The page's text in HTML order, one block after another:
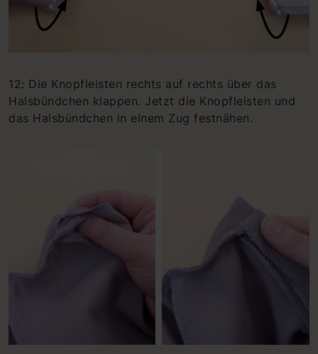
12: Die Knopfleisten rechts auf rechts über das
Halsbündchen klappen. Jetzt die Knopfleisten und
das Halsbündchen in einem Zug festnähen.